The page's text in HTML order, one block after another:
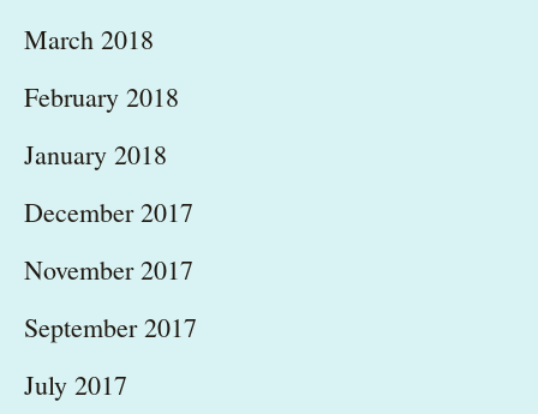
March 2018
February 2018
January 2018
December 2017
November 2017
September 2017
July 2017